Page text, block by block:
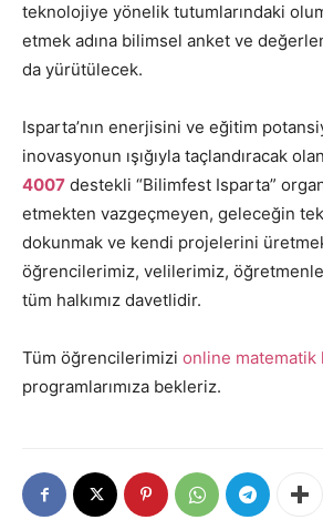
teknolojiye yönelik tutumlarındaki
etmek adına bilimsel anket ve
da yürütülecek.
Isparta’nın enerjisini ve eğitim
inovasyonun ışığıyla taçlandıracak olan
4007 destekli “Bilimfest Isparta”
etmekten vazgeçmeyen, geleceğin
dokunmak ve kendi projelerini
öğrencilerimiz, velilerimiz,
tüm halkımız davetlidir.
Tüm öğrencilerimizi online matematik
programlarımıza bekleriz.